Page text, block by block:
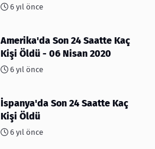
6 yıl önce
Amerika'da Son 24 Saatte Kaç
Kişi Öldü - 06 Nisan 2020
6 yıl önce
İspanya'da Son 24 Saatte Kaç
Kişi Öldü
6 yıl önce